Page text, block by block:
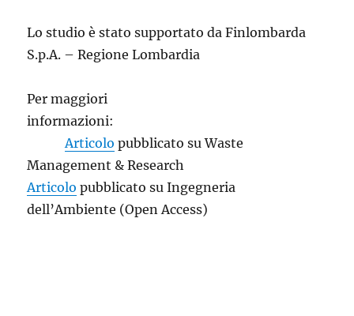
Lo studio è stato supportato da Finlombarda
S.p.A. – Regione Lombardia
Per maggiori
informazioni:
Articolo pubblicato su Waste
Management & Research
Articolo pubblicato su Ingegneria
dell’Ambiente (Open Access)